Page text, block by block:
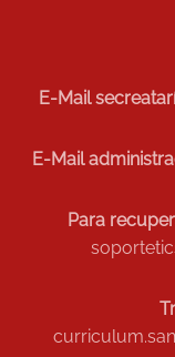
E-Mail
E-Mail
Para